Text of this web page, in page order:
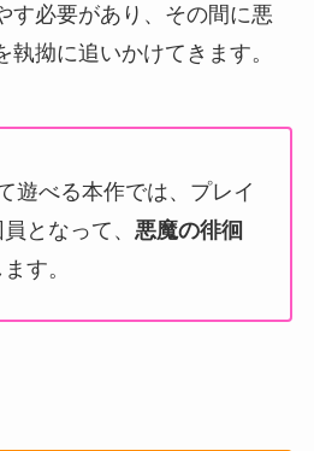
す必要があり、その間に悪
執拗に追いかけてきます。
遊べる本作では、プレイ
となって、 悪魔の徘徊
す。